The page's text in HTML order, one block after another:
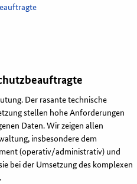
Der rasante technische
stellen hohe Anforderungen
Daten. Wir zeigen allen
insbesondere dem
(operativ/administrativ) und
bei der Umsetzung des komplexen